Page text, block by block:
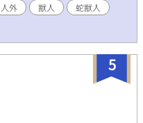
人外 獣人
蛇獣人
5